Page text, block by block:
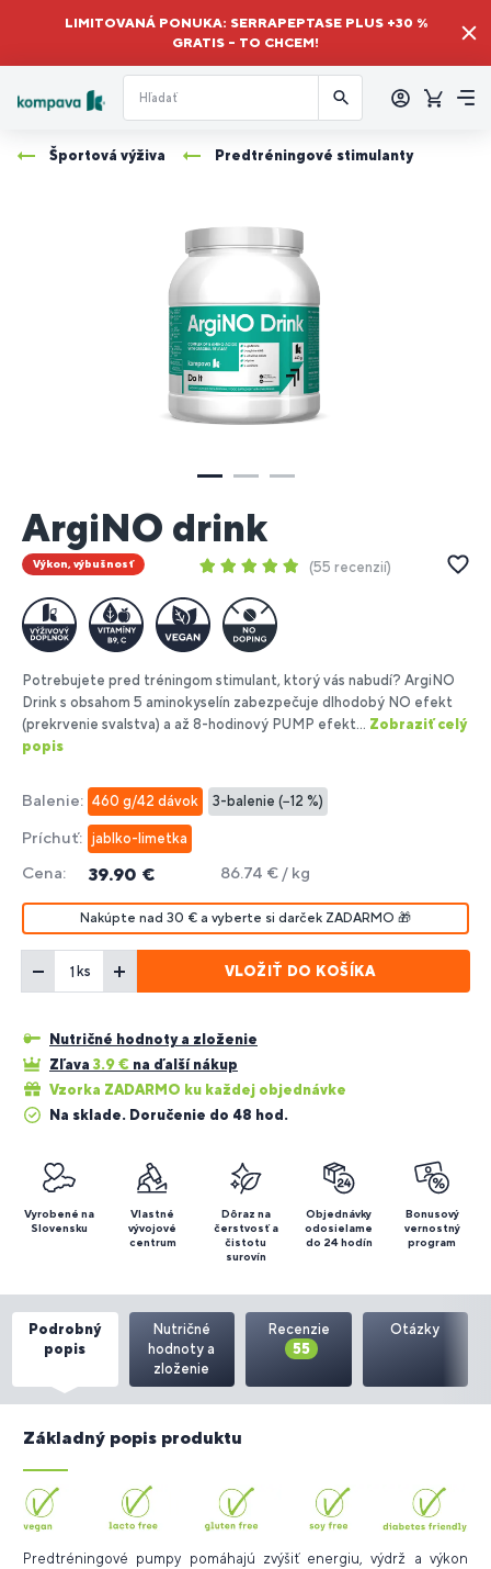
LIMITOVANÁ PONUKA: SERRAPEPTASE PLUS +30 %
GRATIS – TO CHCEM!
sa
Košík
Športová výživa Predtréningové stimulanty
ArgiNO drink
Výkon, výbušnosť 55 recenzií
Potrebujete pred tréningom stimulant, ktorý vás nabudí? ArgiNO
Drink s obsahom 5 aminokyselín zabezpečuje dlhodobý NO efekt
(prekrvenie svalstva) a až 8-hodinový PUMP efekt... Zobraziť celý
popis
Balenie: 460 g/42 dávok 3-balenie (−12 %)
Príchuť: jablko-limetka
Cena: 39.90 € 86.74 € / kg
Nakúpte nad 30 € a vyberte si darček ZADARMO 🎁
ks VLOŽIŤ DO KOŠÍKA
Nutričné hodnoty a zloženie
Zľava 3.9 € na ďalší nákup
Vzorka ZADARMO ku každej objednávke
Na sklade. Doručenie do 48 hod.
Vyrobené na
Slovensku
Vlastné
vývojové
centrum
Dôraz na
čerstvosť a
čistotu
surovín
Objednávky
odosielame
do 24 hodín
Bonusový
vernostný
program
Podrobný
popis
Nutričné
hodnoty a
zloženie
Recenzie
55
Otázky
Základný popis produktu
Predtréningové pumpy pomáhajú zvýšiť energiu, výdrž a výkon